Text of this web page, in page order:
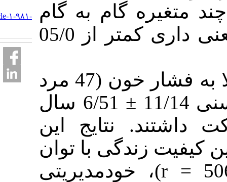
گام به گام
استفاده شد. سطح معنی داری کمتر از 05/0
یافته‌ها: 120 بیمار مبتلا به فشار خون (47 مرد
و 73 زن) با میانگین سنی 11/14 ± 6/51 سال
نتایج این
زندگی با توان
افزایی معقولانه (506/0 = r)، خودمدیریتی
http://ijpn.ir/article-۱-۹۸۱-